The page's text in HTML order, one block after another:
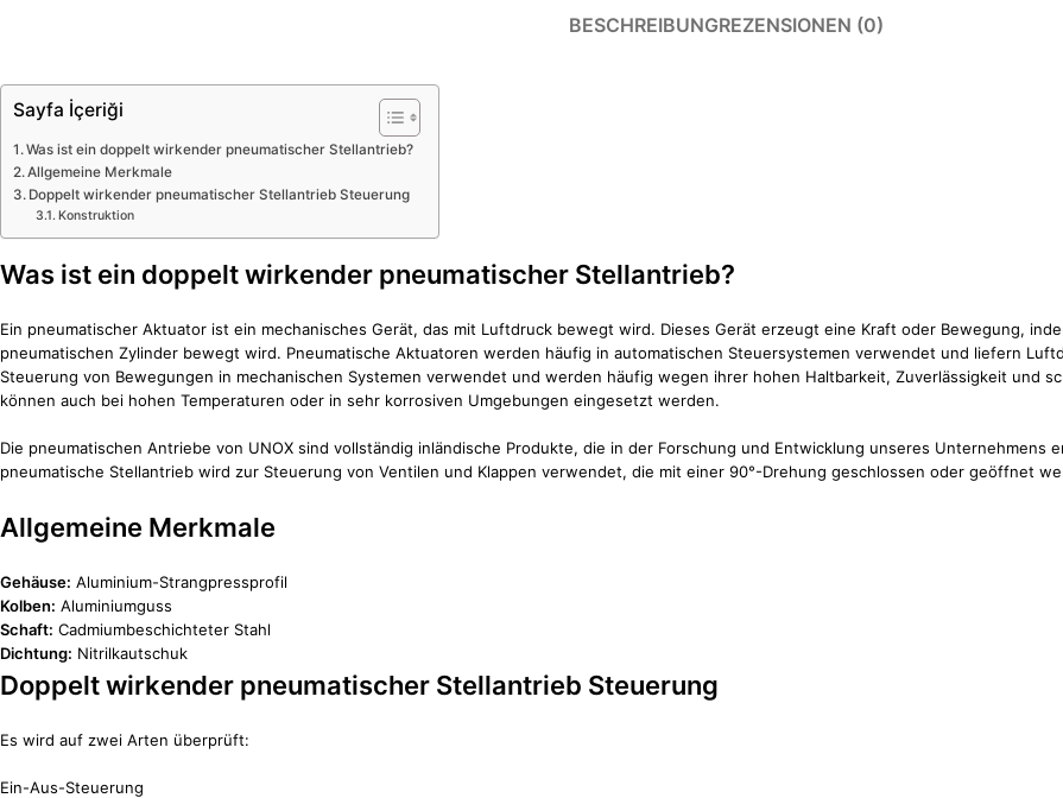
BESCHREIBUNGREZENSIONEN (0)
Sayfa İçeriği
Was ist ein doppelt wirkender pneumatischer Stellantrieb?
Allgemeine Merkmale
Doppelt wirkender pneumatischer Stellantrieb Steuerung
Konstruktion
Was ist ein doppelt wirkender pneumatischer Stellantrieb?
Ein pneumatischer Aktuator ist ein mechanisches Gerät, das mit Luftdruck bewegt wird. Dieses Gerät erzeugt eine Kraft oder Bewegung,
pneumatischen Zylinder bewegt wird. Pneumatische Aktuatoren werden häufig in automatischen Steuersystemen verwendet und liefern
Steuerung von Bewegungen in mechanischen Systemen verwendet und werden häufig wegen ihrer hohen Haltbarkeit, Zuverlässigkeit und
können auch bei hohen Temperaturen oder in sehr korrosiven Umgebungen eingesetzt werden.
Die pneumatischen Antriebe von UNOX sind vollständig inländische Produkte, die in der Forschung und Entwicklung unseres Unternehmens
pneumatische Stellantrieb wird zur Steuerung von Ventilen und Klappen verwendet, die mit einer 90°-Drehung geschlossen oder geöffnet
Allgemeine Merkmale
Gehäuse: Aluminium-Strangpressprofil
Kolben: Aluminiumguss
Schaft: Cadmiumbeschichteter Stahl
Dichtung: Nitrilkautschuk
Doppelt wirkender pneumatischer Stellantrieb Steuerung
Es wird auf zwei Arten überprüft:
Ein-Aus-Steuerung